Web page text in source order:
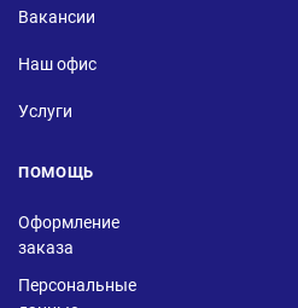
Вакансии
Наш офис
Услуги
ПОМОЩЬ
Оформление
заказа
Персональные